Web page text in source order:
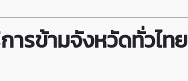
ารข้ามจังหวัดทั่วไทย